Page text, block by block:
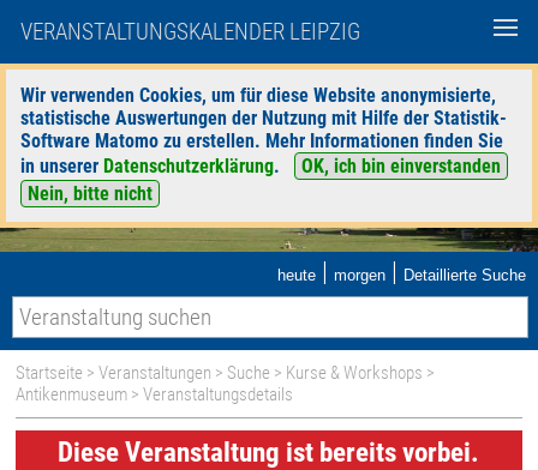
VERANSTALTUNGSKALENDER LEIPZIG
Wir verwenden Cookies, um für diese Website anonymisierte,
statistische Auswertungen der Nutzung mit Hilfe der Statistik-
Software Matomo zu erstellen. Mehr Informationen finden Sie
in unserer Datenschutzerklärung.
OK, ich bin einverstanden
Nein, bitte nicht
heute | morgen | Detaillierte Suche
Startseite >Veranstaltungen > Suche > Kurse & Workshops >
Antikenmuseum > Veranstaltungsdetails
Diese Veranstaltung ist bereits vorbei.